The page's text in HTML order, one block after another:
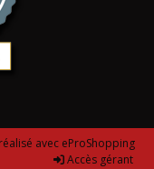
avec eProShopping
Accès gérant